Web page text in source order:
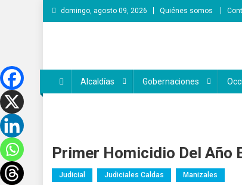
Saltar
al
domingo, agosto 09, 2026 Quiénes somos
Alcaldías Gobernaciones
Primer Homicidio Del Año
Judicial Judiciales Caldas Manizales